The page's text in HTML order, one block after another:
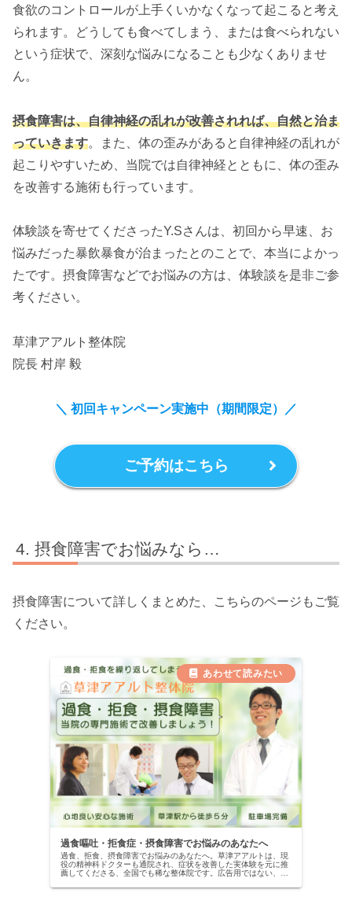
食欲のコントロールが上手くいかなくなって起こると考え
られます。どうしても食べてしまう、または食べられない
という症状で、深刻な悩みになることも少なくありませ
ん。
摂食障害は、自律神経の乱れが改善されれば、自然と治ま
っていきます。また、体の歪みがあると自律神経の乱れが
起こりやすいため、当院では自律神経とともに、体の歪み
を改善する施術も行っています。
体験談を寄せてくださったY.Sさんは、初回から早速、お
悩みだった暴飲暴食が治まったとのことで、本当によかっ
たです。摂食障害などでお悩みの方は、体験談を是非ご参
考ください。
草津アアルト整体院
院長 村岸 毅
＼ 初回キャンペーン実施中（期間限定） ／
ご予約はこちら
摂食障害でお悩みなら…
摂食障害について詳しくまとめた、こちらのページもご覧
ください。
過食嘔吐・拒食症・摂食障害でお悩みのあなたへ
過食、拒食、摂食障害でお悩みのあなたへ。草津アアルトは、現
役の精神科ドクターも通院され、症状を改善した実体験を元に推
薦してくださる、全国でも稀な整体院です。広告用ではない、本
んか？